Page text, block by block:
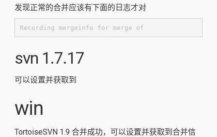
发现正常的合并应该有下面的日志才对
Recording mergeinfo for merge of
svn 1.7.17
可以设置并获取到
win
TortoiseSVN 1.9 合并成功，可以设置并获取到合并信